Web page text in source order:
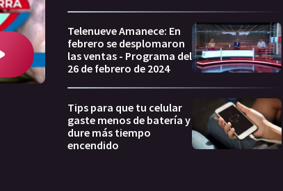
Telenueve Amanece: En
febrero se desplomaron
las ventas - Programa del
26 de febrero de 2024
Tips para que tu celular
gaste menos de batería y
dure más tiempo
encendido